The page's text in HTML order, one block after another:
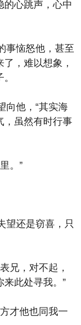
的心跳声，心中
事恼怒他，甚至
，难以想象，
他，“其实海
，虽然有时行事
。”
还是窃喜，只
兄，对不起，
此处寻我。”
才他也同我一